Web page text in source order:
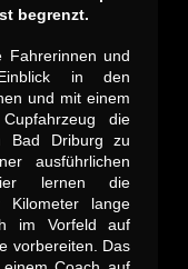
begrenzt.
Fahrerinnen und
in den
und mit einem
die
Bad Driburg zu
ausführlichen
lernen die
lange
im Vorfeld auf
vorbereiten. Das